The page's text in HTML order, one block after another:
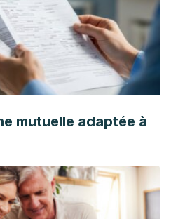
Phytotherapy Research,
31456283/
R. A. U. J., Lakmini, K. P. C., &
Bioactive Compounds
and Processed Cucumber
Journal of Biotechnology,
123456789/12306
mutuelle adaptée à